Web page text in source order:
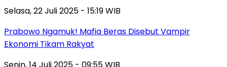
Selasa, 22 Juli 2025 - 15:19 WIB
Prabowo Ngamuk! Mafia Beras Disebut Vampir
Ekonomi Tikam Rakyat
Senin, 14 Juli 2025 - 09:55 WIB